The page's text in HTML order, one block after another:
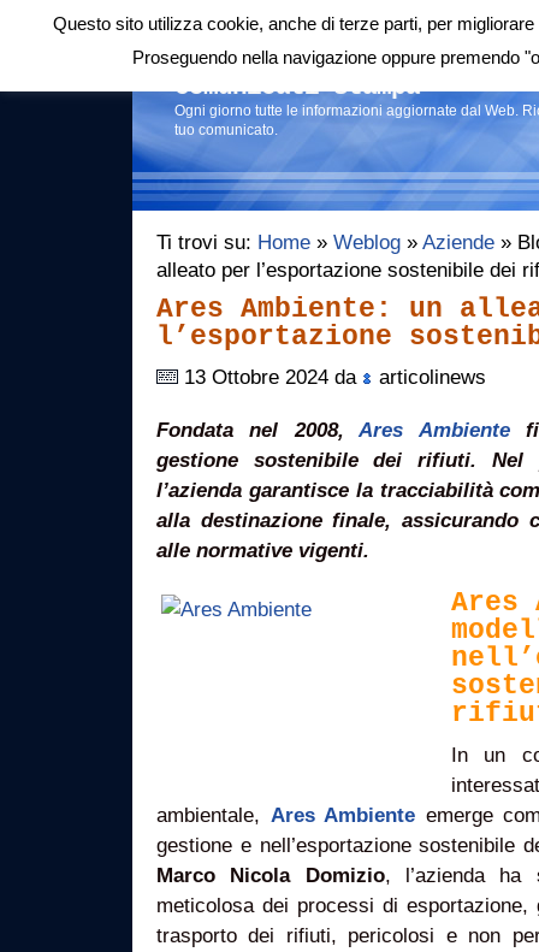
Login|RSS |
Comunicati stampa
Ogni giorno tutte le informazioni aggiornate dal Web.
tuo comunicato.
Ti trovi su: Home » Weblog » Aziende »
alleato per l’esportazione sostenibile dei
Ares Ambiente: un
l’esportazione
13 Ottobre 2024 da articolinews
Fondata nel 2008,Ares Ambiente
gestione sostenibile dei rifiuti. Nel
l’azienda garantisce la tracciabilità
alla destinazione finale, assicurando
alle normative vigenti.
Ares
In un
ambientale, Ares Ambiente emerge
gestione e nell’esportazione sostenibile
Marco Nicola Domizio, l’azienda ha
meticolosa dei processi di
trasporto dei rifiuti, pericolosi e non
Questo sito utilizza cookie, anche di terze parti, per
Proseguendo nella navigazione oppure premendo